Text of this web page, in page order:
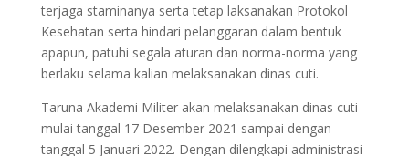
terjaga staminanya serta tetap laksanakan Protokol
Kesehatan serta hindari pelanggaran dalam bentuk
apapun, patuhi segala aturan dan norma-norma yang
berlaku selama kalian melaksanakan dinas cuti.
Taruna Akademi Militer akan melaksanakan dinas cuti
mulai tanggal 17 Desember 2021 sampai dengan
tanggal 5 Januari 2022. Dengan dilengkapi administrasi